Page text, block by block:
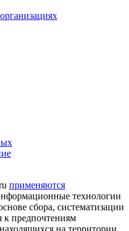
применяются
технологии
сбора, систематизации
к предпочтениям